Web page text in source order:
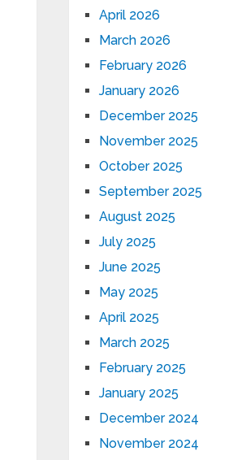
April 2026
March 2026
February 2026
January 2026
December 2025
November 2025
October 2025
September 2025
August 2025
July 2025
June 2025
May 2025
April 2025
March 2025
February 2025
January 2025
December 2024
November 2024